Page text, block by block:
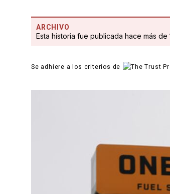
ARCHIVO
Esta historia fue publicada hace más de
Se adhiere a los criterios de